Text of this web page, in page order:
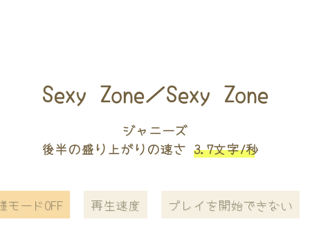
Sexy Zone／Sexy Zone
ジャニーズ
後半の盛り上がりの速さ 3.7文字/秒
モードOFF 再生速度 プレイを開始できない